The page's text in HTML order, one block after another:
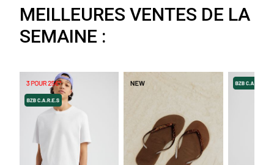
MEILLEURES VENTES DE LA
SEMAINE :